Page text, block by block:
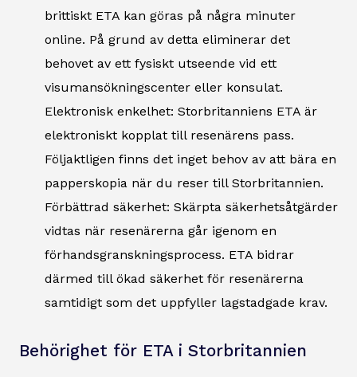
brittiskt ETA kan göras på några minuter
online. På grund av detta eliminerar det
behovet av ett fysiskt utseende vid ett
visumansökningscenter eller konsulat.
Elektronisk enkelhet: Storbritanniens ETA är
elektroniskt kopplat till resenärens pass.
Följaktligen finns det inget behov av att bära en
papperskopia när du reser till Storbritannien.
Förbättrad säkerhet: Skärpta säkerhetsåtgärder
vidtas när resenärerna går igenom en
förhandsgranskningsprocess. ETA bidrar
därmed till ökad säkerhet för resenärerna
samtidigt som det uppfyller lagstadgade krav.
Behörighet för ETA i Storbritannien